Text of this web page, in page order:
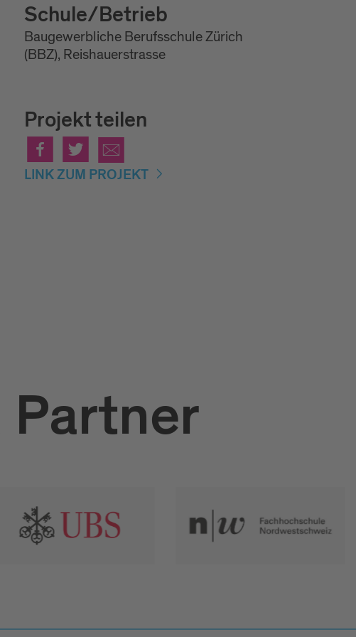
Schule/Betrieb
Baugewerbliche Berufsschule Zürich
(BBZ), Reishauerstrasse
Projekt teilen
LINK ZUM PROJEKT
Partner